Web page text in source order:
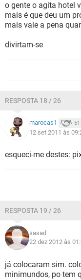
o gente o agita hotel
mais é que deu um
mais vale a pena
divirtam-se
RESPOSTA 18 / 26
marocas1 51
12 set 2011 às
esqueci-me destes:
RESPOSTA 19 / 26
sasad
22 dez 2012 às
já colocaram sim.
minimundos, po tem